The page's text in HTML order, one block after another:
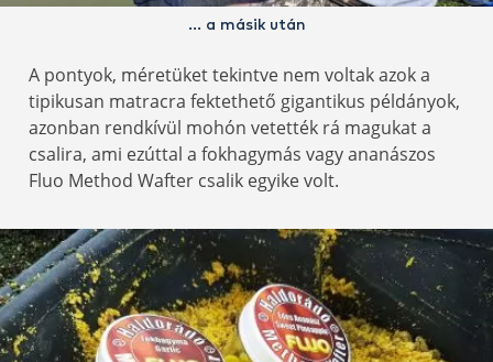
… a másik után
A pontyok, méretüket tekintve nem voltak azok a
tipikusan matracra fektethető gigantikus példányok,
azonban rendkívül mohón vetették rá magukat a
csalira, ami ezúttal a fokhagymás vagy ananászos
Fluo Method Wafter csalik egyike volt.